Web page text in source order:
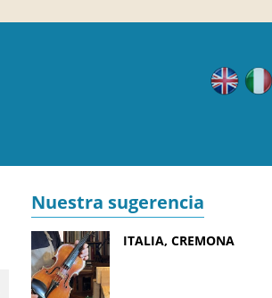
Inglés
Nuestra sugerencia
ITALIA, CREMONA